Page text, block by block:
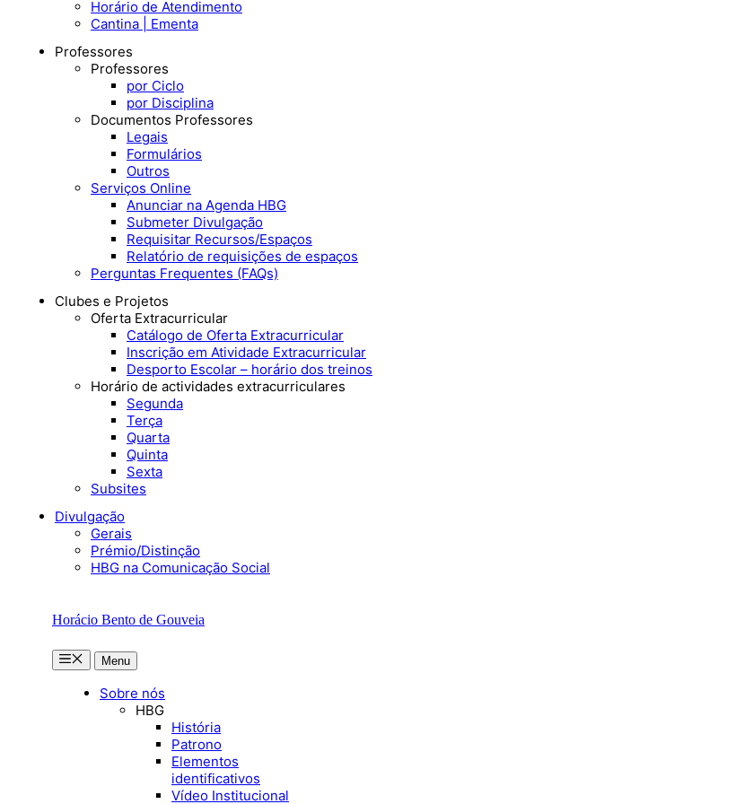
Horário de Atendimento
Cantina | Ementa
Professores
Professores
por Ciclo
por Disciplina
Documentos Professores
Legais
Formulários
Outros
Serviços Online
Anunciar na Agenda HBG
Submeter Divulgação
Requisitar Recursos/Espaços
Relatório de requisições de espaços
Perguntas Frequentes (FAQs)
Clubes e Projetos
Oferta Extracurricular
Catálogo de Oferta Extracurricular
Inscrição em Atividade Extracurricular
Desporto Escolar – horário dos treinos
Horário de actividades extracurriculares
Segunda
Terça
Quarta
Quinta
Sexta
Subsites
Divulgação
Gerais
Prémio/Distinção
HBG na Comunicação Social
Horácio Bento de Gouveia
MenuMenu
Sobre nós
HBG
História
Patrono
Elementos
identificativos
Vídeo Institucional